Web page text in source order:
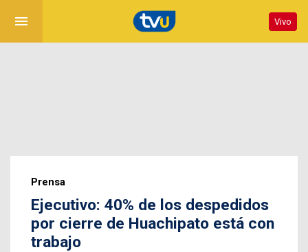
menu Vivo
Prensa
Ejecutivo: 40% de los despedidos
por cierre de Huachipato está con
trabajo